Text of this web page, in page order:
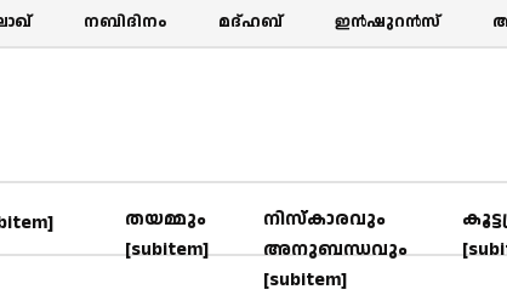
നബിദിനം മദ്ഹബ് ഇൻഷുറൻസ്
തയമ്മും
[subitem]
നിസ്കാരവും
അനുബന്ധവും
[subitem]